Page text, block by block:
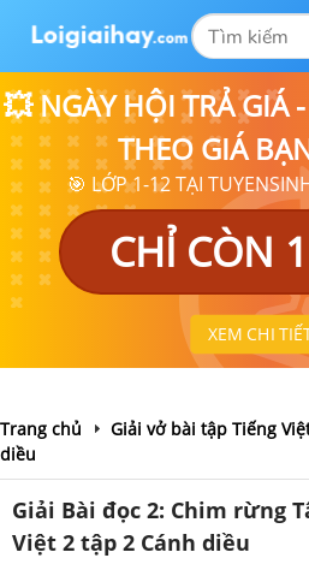
💥 NGÀY HỘI TRẢ GIÁ
THEO GIÁ
🎯 LỚP 1-12 TẠI
CHỈ CÒN
XEM CHI
Trang chủ
Giải vở bài tập Tiếng
diều
Giải Bài đọc 2: Chim rừng
Việt 2 tập 2 Cánh diều